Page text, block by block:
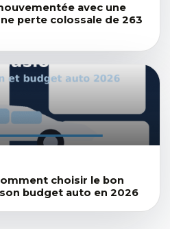
avec une
perte colossale de 263
choisir le bon
budget auto en 2026